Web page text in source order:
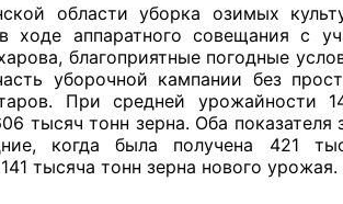
области уборка озимых
ходе аппаратного совещания с
благоприятные погодные
уборочной кампании без
При средней урожайности
тысяч тонн зерна. Оба
когда была получена 421
тысяча тонн зерна нового урожая.